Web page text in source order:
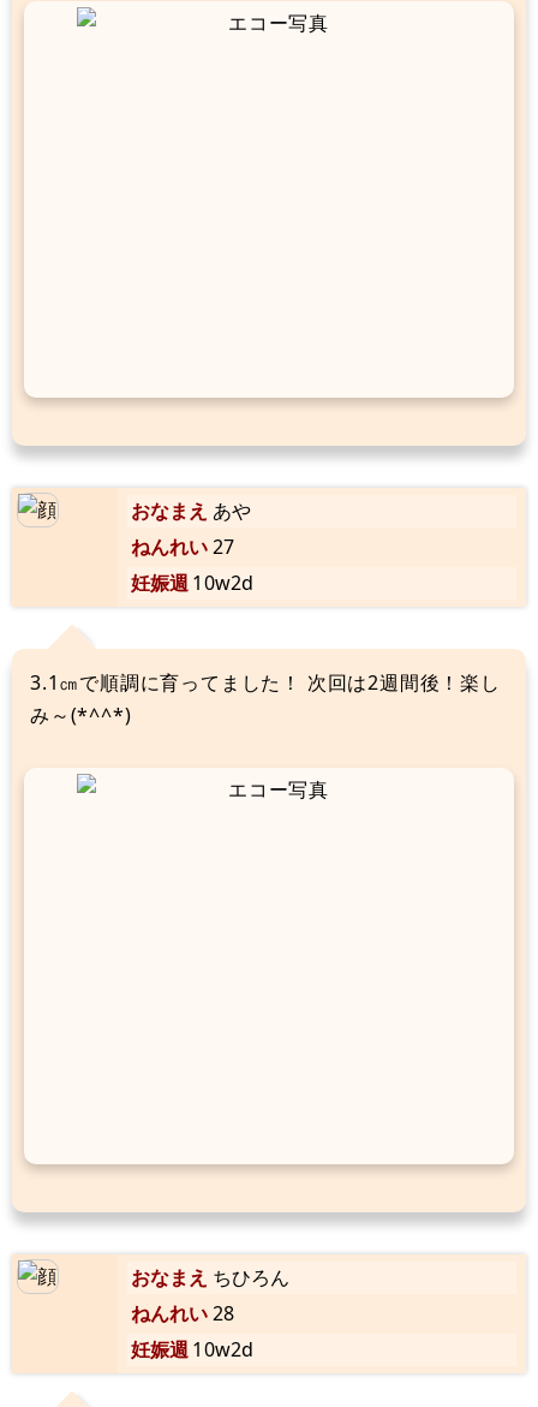
おなまえ あや
ねんれい27
妊娠週10w2d
3.1㎝で順調に育ってました！ 次回は2週間後！楽し
み～(*^^*)
おなまえ ちひろん
ねんれい28
妊娠週10w2d